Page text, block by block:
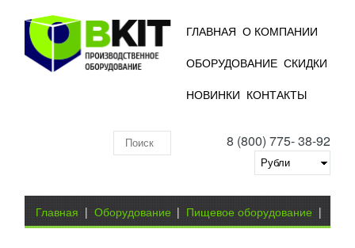
ГЛАВНАЯ О КОМПАНИИ
ОБОРУДОВАНИЕ СКИДКИ
НОВИНКИ КОНТАКТЫ
8 (800) 775- 38-92
складу
Вы здесь
Главная | Оборудование | Пищевое оборудование |